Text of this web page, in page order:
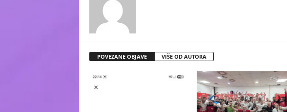
POVEZANE OBJAVE VIŠE OD AUTORA